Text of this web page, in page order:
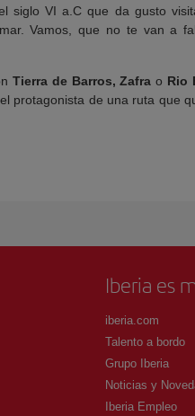
siglo VI a.C que da gusto
Vamos, que no te van a
Tierra de Barros, Zafra o Rio
protagonista de una ruta que
Iberia es
iberia.com
Talento a bordo
Grupo Iberia
Noticias y
Iberia Empleo